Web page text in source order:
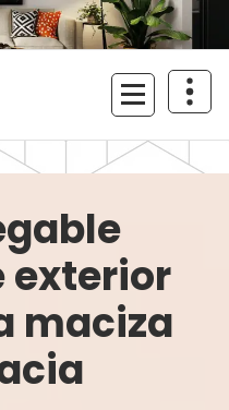
exterior
maciza